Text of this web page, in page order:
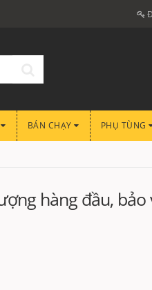
BÁN CHẠY PHỤ TÙNG
hàng đầu, bảo